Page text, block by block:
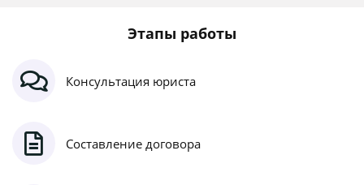
Этапы работы
Консультация юриста
Составление договора